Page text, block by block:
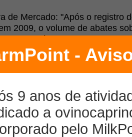
de Mercado: "Após o registro
2009, o volume de abates
sistemático de queda que
de 2014 fechou com um
azul, valores à esquerda) -
10 anos", por Daniel de
de caprinos e ovinos da
Governo do Estado de mais
Gestão Unificada Emater/